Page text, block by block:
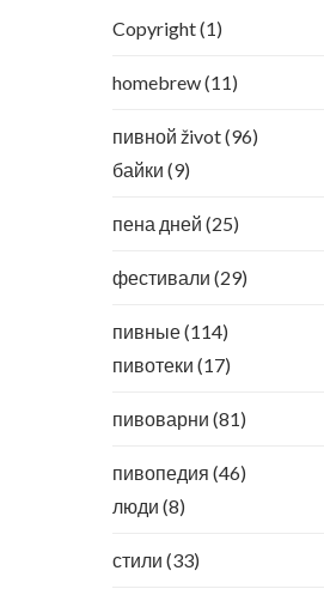
Copyright(1)
homebrew(11)
пивной život(96)
байки (9)
пена дней (25)
фестивали (29)
пивные(114)
пивотеки (17)
пивоварни (81)
пивопедия (46)
люди (8)
стили (33)